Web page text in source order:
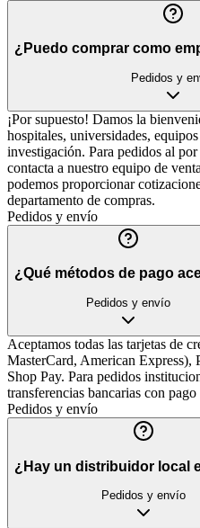
¿Puedo comprar como
Pedidos y
¡Por supuesto! Damos la
hospitales, universidades,
investigación. Para pedidos al
contacta a nuestro equipo de
podemos proporcionar
departamento de compras.
Pedidos y envío
¿Qué métodos de pago
Pedidos y envío
Aceptamos todas las tarjetas de
MasterCard, American Express),
Shop Pay. Para pedidos
transferencias bancarias con
Pedidos y envío
¿Hay un distribuidor local
Pedidos y envío